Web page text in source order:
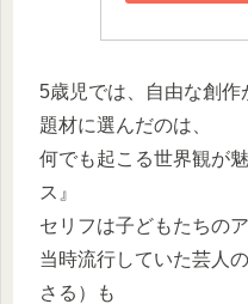
5歳児では、自由な創作
題材に選んだのは、
何でも起こる世界観が
ス』
セリフは子どもたちの
当時流行していた芸人
さる）も